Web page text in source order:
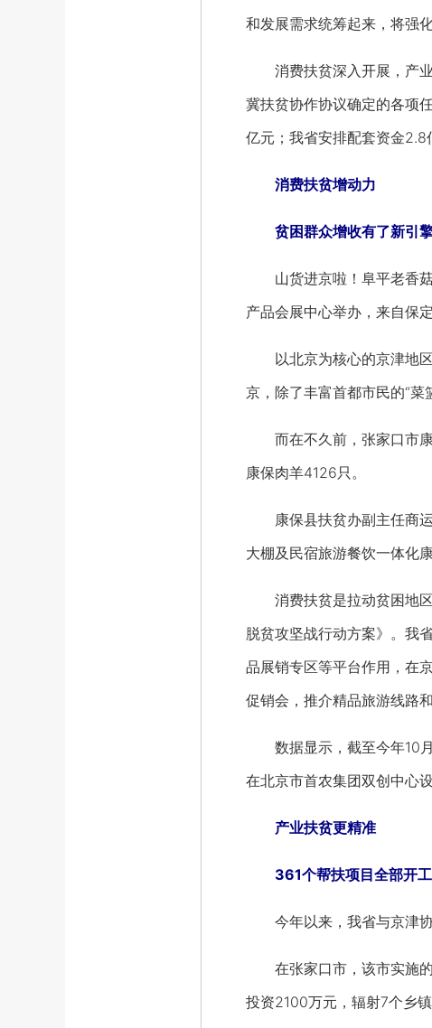
和发展需求统筹起来，将强
消费扶贫深入开展，产业
冀扶贫协作协议确定的各项
亿元；我省安排配套资金2.8
消费扶贫增动力
贫困群众增收有了新引
山货进京啦！阜平老香菇
产品会展中心举办，来自保
以北京为核心的京津地区
京，除了丰富首都市民的“菜
而在不久前，张家口市康
康保肉羊4126只。
康保县扶贫办副主任商运
大棚及民宿旅游餐饮一体化
消费扶贫是拉动贫困地区
脱贫攻坚战行动方案》。我
品展销专区等平台作用，在
促销会，推介精品旅游线路和
数据显示，截至今年10月
在北京市首农集团双创中心
产业扶贫更精准
361个帮扶项目全部开工
今年以来，我省与京津协
在张家口市，该市实施的
投资2100万元，辐射7个乡